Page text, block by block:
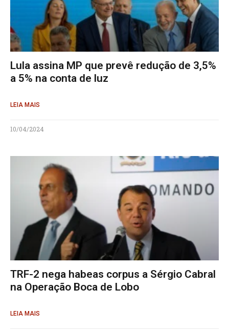
Lula assina MP que prevê redução de 3,5%
a 5% na conta de luz
LEIA MAIS
10/04/2024
TRF-2 nega habeas corpus a Sérgio Cabral
na Operação Boca de Lobo
LEIA MAIS